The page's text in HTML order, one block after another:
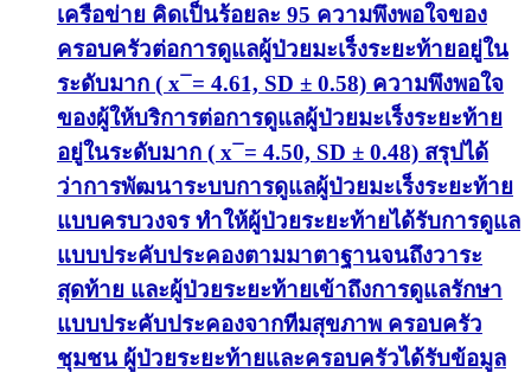
เครือข่าย คิดเป็นร้อยละ 95 ความพึงพอใจของ
ครอบครัวต่อการดูแลผู้ป่วยมะเร็งระยะท้ายอยู่ใน
ระดับมาก ( x ̅ = 4.61, SD ± 0.58) ความพึงพอใจ
ของผู้ให้บริการต่อการดูแลผู้ป่วยมะเร็งระยะท้าย
อยู่ในระดับมาก ( x ̅ = 4.50, SD ± 0.48) สรุปได้
ว่าการพัฒนาระบบการดูแลผู้ป่วยมะเร็งระยะท้าย
แบบครบวงจร ทำให้ผู้ป่วยระยะท้ายได้รับการดูแล
แบบประคับประคองตามมาตาฐานจนถึงวาระ
สุดท้าย และผู้ป่วยระยะท้ายเข้าถึงการดูแลรักษา
แบบประคับประคองจากทีมสุขภาพ ครอบครัว
ชุมชน ผู้ป่วยระยะท้ายและครอบครัวได้รับข้อมูล